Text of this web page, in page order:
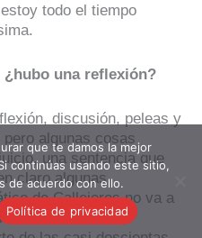
todo el tiempo
¿hubo una reflexión?
discusión, peleas y
algunas cosas
una sentencia que
claro algunas
de Callejeros no va a
tuvieron
que te damos la mejor
continúas usando este sitio,
de acuerdo con ello.
Política de privacidad